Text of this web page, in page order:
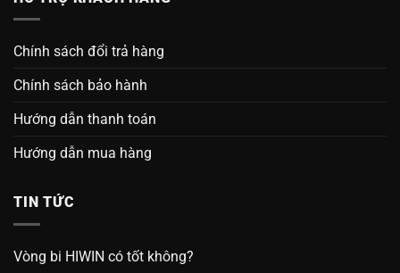
Chính sách đổi trả hàng
Chính sách bảo hành
Hướng dẫn thanh toán
Hướng dẫn mua hàng
TIN TỨC
Vòng bi HIWIN có tốt không?